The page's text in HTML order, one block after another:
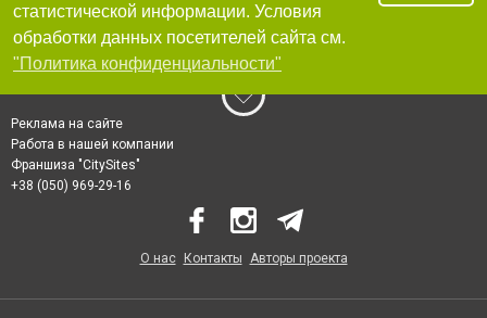
статистической информации. Условия
обработки данных посетителей сайта см.
"Политика конфиденциальности"
Реклама на сайте
Работа в нашей компании
Франшиза "CitySites"
+38 (050) 969-29-16
О нас Контакты Авторы проекта